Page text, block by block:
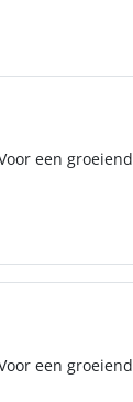
een groeiend
een groeiend